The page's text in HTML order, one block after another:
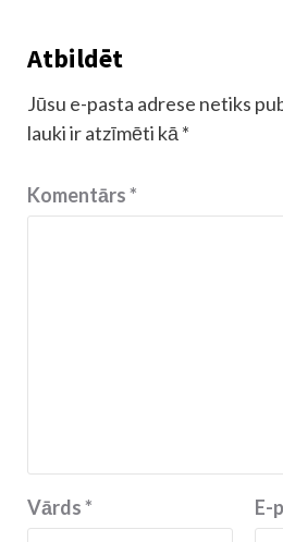
Atbildēt
Jūsu e-pasta adrese netiks
lauki ir atzīmēti kā *
Komentārs*
Vārds* E-